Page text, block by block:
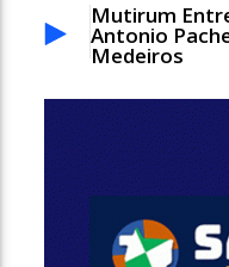
Mutirum
Antonio
Medeiros